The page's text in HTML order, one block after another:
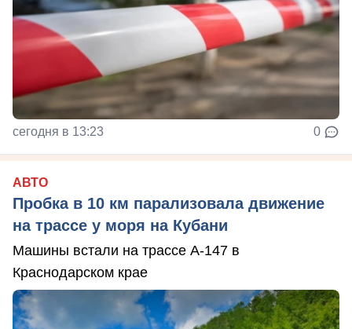
сегодня в 13:23 0
АВТО
Пробка в 10 км парализовала движение
на трассе у моря на Кубани
Машины встали на трассе А-147 в
Краснодарском крае